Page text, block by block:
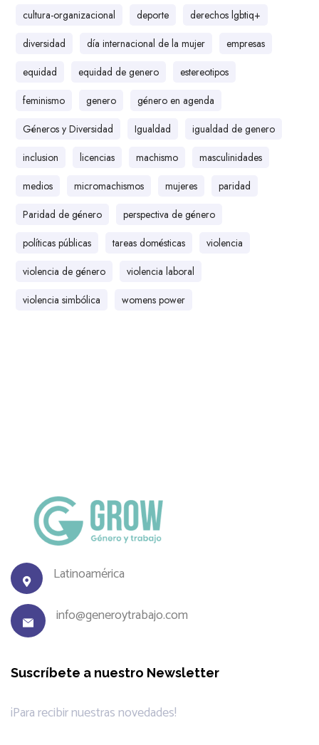
cultura-organizacional
deporte
derechos lgbtiq+
diversidad
día internacional de la mujer
empresas
equidad
equidad de genero
estereotipos
feminismo
genero
género en agenda
Géneros y Diversidad
Igualdad
igualdad de genero
inclusion
licencias machismo
masculinidades
medios
micromachismos mujeres
paridad
Paridad de género
perspectiva de género
políticas públicas
tareas domésticas
violencia
violencia de género
violencia laboral
violencia simbólica
womens power
Latinoamérica
info@generoytrabajo.com
Suscríbete a nuestro Newsletter
¡Para recibir nuestras novedades!